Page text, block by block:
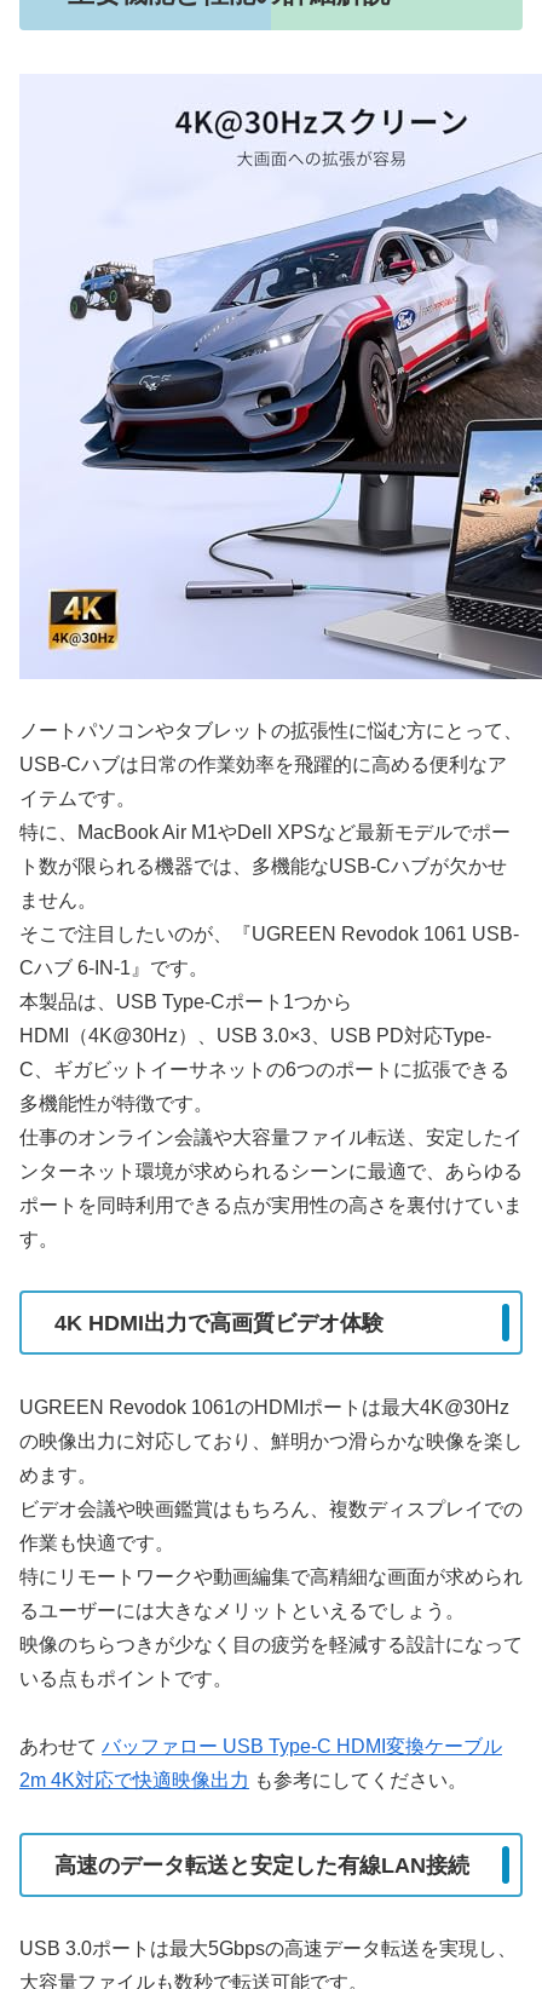
ノートパソコンやタブレットの拡張性に悩む方にとって、
USB-Cハブは日常の作業効率を飛躍的に高める便利なア
イテムです。
特に、MacBook Air M1やDell XPSなど最新モデルでポー
ト数が限られる機器では、多機能なUSB-Cハブが欠かせ
ません。
そこで注目したいのが、『UGREEN Revodok 1061 USB-
Cハブ 6-IN-1』です。
本製品は、USB Type-Cポート1つから
HDMI（4K@30Hz）、USB 3.0×3、USB PD対応Type-
C、ギガビットイーサネットの6つのポートに拡張できる
多機能性が特徴です。
仕事のオンライン会議や大容量ファイル転送、安定したイ
ンターネット環境が求められるシーンに最適で、あらゆる
ポートを同時利用できる点が実用性の高さを裏付けていま
す。
4K HDMI出力で高画質ビデオ体験
UGREEN Revodok 1061のHDMIポートは最大4K@30Hz
の映像出力に対応しており、鮮明かつ滑らかな映像を楽し
めます。
ビデオ会議や映画鑑賞はもちろん、複数ディスプレイでの
作業も快適です。
特にリモートワークや動画編集で高精細な画面が求められ
るユーザーには大きなメリットといえるでしょう。
映像のちらつきが少なく目の疲労を軽減する設計になって
いる点もポイントです。
あわせて バッファロー USB Type-C HDMI変換ケーブル
2m 4K対応で快適映像出力 も参考にしてください。
高速のデータ転送と安定した有線LAN接続
USB 3.0ポートは最大5Gbpsの高速データ転送を実現し、
大容量ファイルも数秒で転送可能です。